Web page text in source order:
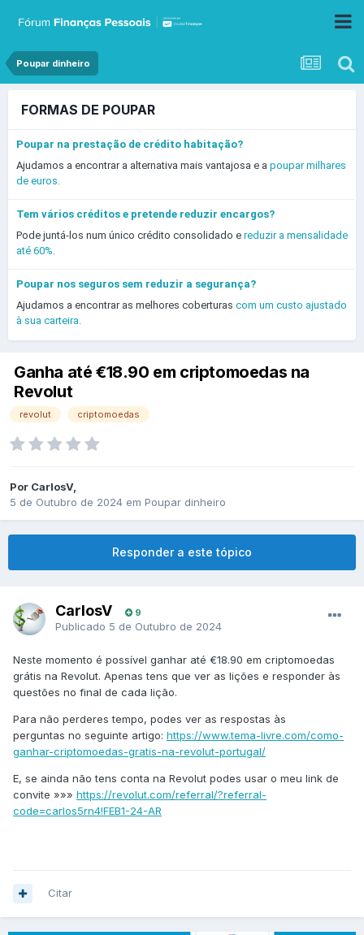
Poupar dinheiro
FORMAS DE POUPAR
Poupar na prestação de crédito habitação?
Ajudamos a encontrar a alternativa mais vantajosa e a poupar milhares
de euros.
Tem vários créditos e pretende reduzir encargos?
Pode juntá-los num único crédito consolidado e reduzir a mensalidade
até 60%.
Poupar nos seguros sem reduzir a segurança?
Ajudamos a encontrar as melhores coberturas com um custo ajustado
à sua carteira.
Ganha até €18.90 em criptomoedas na
Revolut
revolut criptomoedas
Por CarlosV,
5 de Outubro de 2024 em Poupar dinheiro
Responder a este tópico
CarlosV 9
Publicado 5 de Outubro de 2024
Neste momento é possível ganhar até €18.90 em criptomoedas
grátis na Revolut. Apenas tens que ver as lições e responder às
questões no final de cada lição.
Para não perderes tempo, podes ver as respostas às
perguntas no seguinte artigo: https://www.tema-livre.com/como-
ganhar-criptomoedas-gratis-na-revolut-portugal/
E, se ainda não tens conta na Revolut podes usar o meu link de
convite »»» https://revolut.com/referral/?referral-
code=carlos5rn4!FEB1-24-AR
Citar